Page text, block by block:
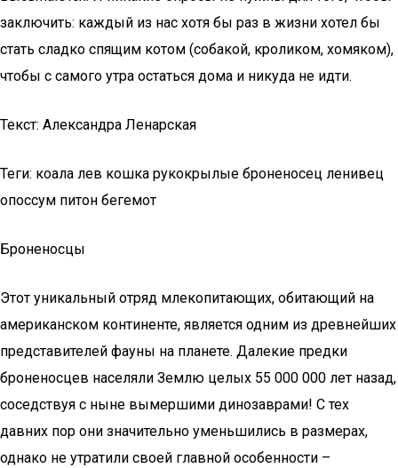
заключить: каждый из нас хотя бы раз в жизни хотел бы
стать сладко спящим котом (собакой, кроликом, хомяком),
чтобы с самого утра остаться дома и никуда не идти.
Текст: Александра Ленарская
Теги: коала лев кошка рукокрылые броненосец ленивец
опоссум питон бегемот
Броненосцы
Этот уникальный отряд млекопитающих, обитающий на
американском континенте, является одним из древнейших
представителей фауны на планете. Далекие предки
броненосцев населяли Землю целых 55 000 000 лет назад,
соседствуя с ныне вымершими динозаврами! С тех
давних пор они значительно уменьшились в размерах,
однако не утратили своей главной особенности –